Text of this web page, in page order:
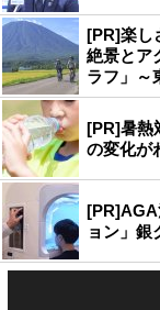
[PR]楽し
絶景とア
ラフ」～
[PR]暑熱
の変化が
[PR]AGA
ョン」銀